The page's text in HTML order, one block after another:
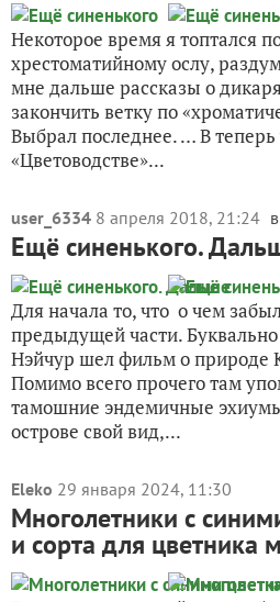
Некоторое время я топтался
хрестоматийному ослу,
мне дальше рассказы о
закончить ветку по
Выбрал последнее. … В
«Цветоводстве»...
user_6334 8 апреля 2018, 21:24
Ещё синенького.
Для начала то, что о чем
предыдущей части.
Нэйчур шел фильм о природе
Помимо всего прочего там
тамошние эндемичные
острове свой вид,...
Eleko 29 января 2024, 11:30
Многолетники с
и сорта для цветника